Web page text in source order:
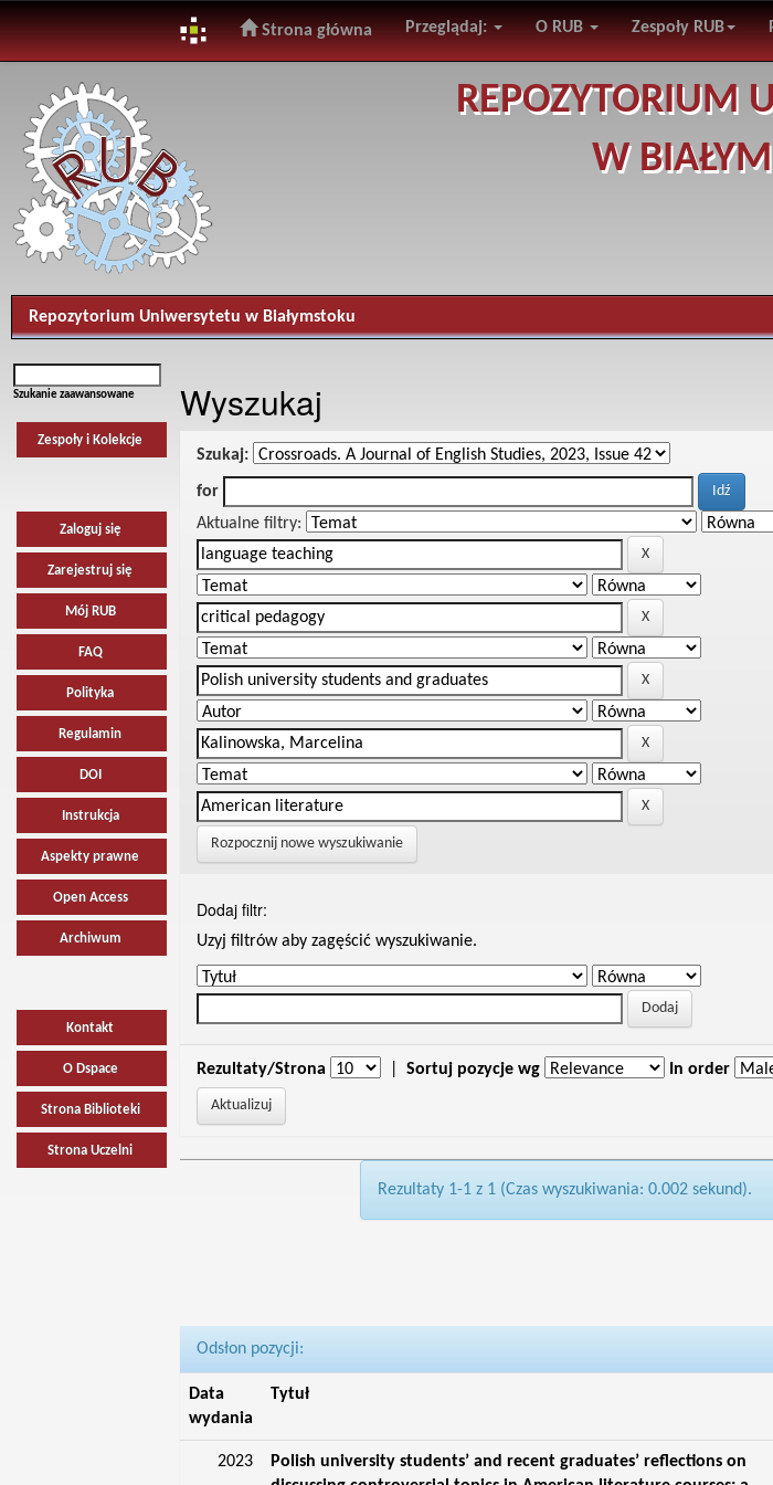
navigation
Strona główna Przeglądaj: O RUB Zespoły RUB
REPOZYTORIUM
W
Repozytorium Uniwersytetu w Białymstoku
Szukanie zaawansowane
Zespoły i Kolekcje
Zaloguj się
Zarejestruj się
Mój RUB
FAQ
Polityka
Regulamin
DOI
Instrukcja
Aspekty prawne
Open Access
Archiwum
Kontakt
O Dspace
Strona Biblioteki
Strona Uczelni
Wyszukaj
Szukaj:
for
Aktualne filtry:
Rozpocznij nowe wyszukiwanie
Dodaj filtr:
Uzyj filtrów aby zagęścić wyszukiwanie.
Rezultaty/Strona Sortuj pozycje wg In order
Rezultaty 1-1 z 1 (Czas wyszukiwania: 0.002 sekund).
Odsłon pozycji:
Data
wydania
Tytuł
2023
Polish university students’ and recent graduates’ reflections on